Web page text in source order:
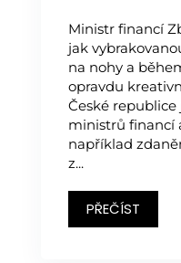
Ministr financí
jak
na nohy a
opravdu
České
ministrů financí
například
z...
PŘEČÍST